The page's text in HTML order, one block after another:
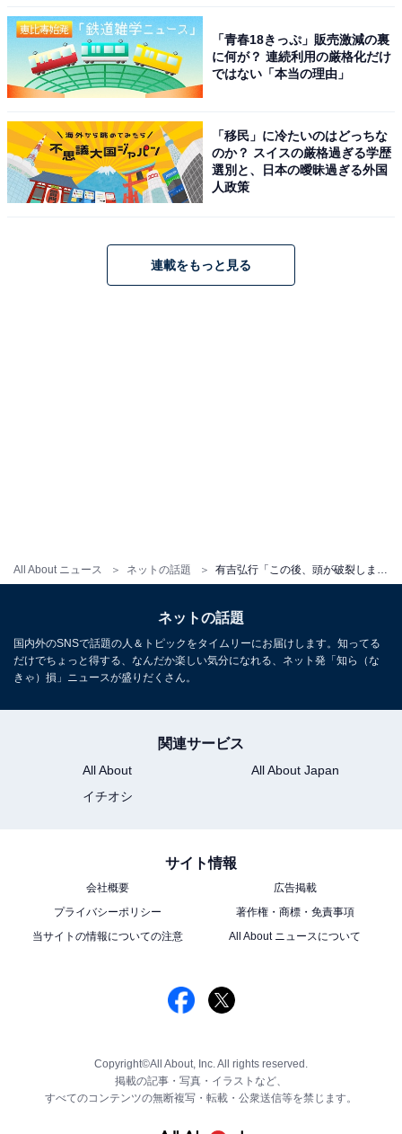
All About ニュース ネットの話題
「青春18きっぷ」販売激減の裏
に何が？ 連続利用の厳格化だけ
ではない「本当の理由」
「移民」に冷たいのはどっちな
のか？ スイスの厳格過ぎる学歴
選別と、日本の曖昧過ぎる外国
人政策
連載をもっと見る
ネットの話題
国内外のSNSで話題の人＆トピックをタイムリーにお届けします。知ってる
だけでちょっと得する、なんだか楽しい気分になれる、ネット発「知ら（な
きゃ）損」ニュースが盛りだくさん。
関連サービス
All About
All About Japan
イチオシ
サイト情報
会社概要
広告掲載
プライバシーポリシー
著作権・商標・免責事項
当サイトの情報についての注意
All About ニュースについて
Copyright©All About, Inc. All rights reserved.
掲載の記事・写真・イラストなど、
すべてのコンテンツの無断複写・転載・公衆送信等を禁じます。